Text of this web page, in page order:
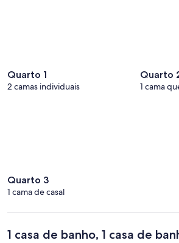
Quarto 1
2 camas individuais
Quarto
1 cama
Quarto 3
1 cama de casal
1 casa de banho, 1 casa de